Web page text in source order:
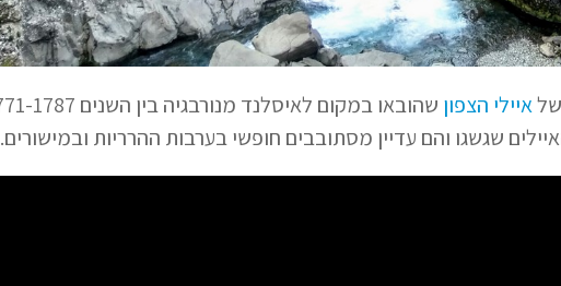
איילי הצפון
שגשגו והם עדיין מסתובבים חופשי בערבות ההרריות ובמישורים.